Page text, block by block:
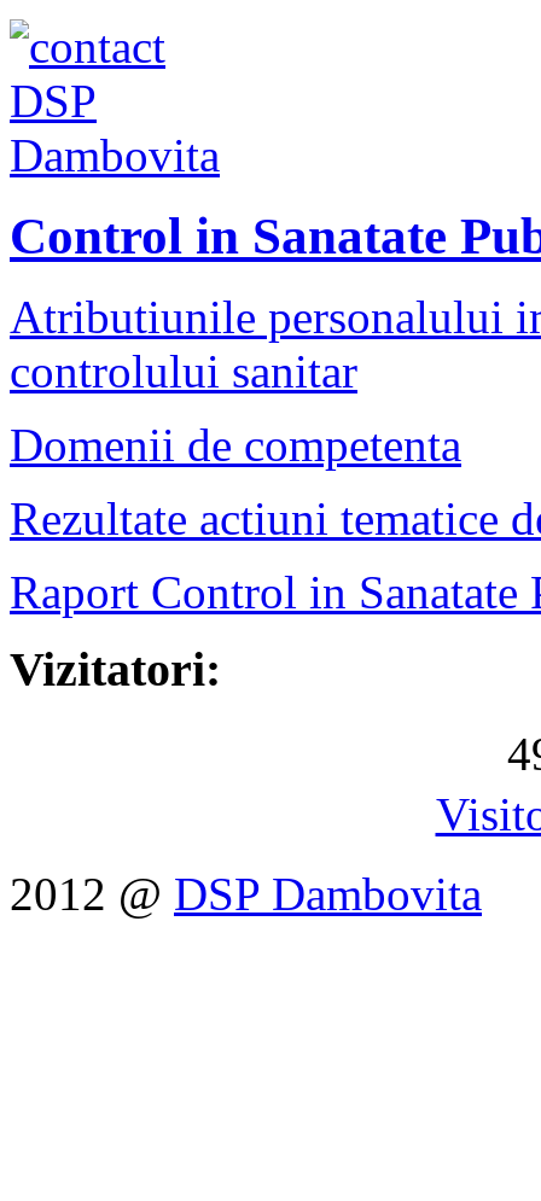
Control in Sanatate
Atributiunile personalului
controlului sanitar
Domenii de competenta
Rezultate actiuni tematice
Raport Control in
Vizitatori:
4
2012 @ DSP Dambovita